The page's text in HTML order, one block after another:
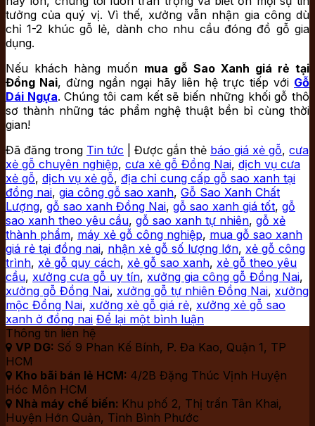
tưởng của quý vị. Vì thế, xưởng vẫn nhận gia công dù
chỉ 1-2 khúc gỗ lẻ, dành cho nhu cầu đóng đồ gỗ gia
dụng.
Nếu khách hàng muốn mua gỗ Sao Xanh giá rẻ tại
Đồng Nai, đừng ngần ngại hãy liên hệ trực tiếp với Gỗ
Dái Ngựa. Chúng tôi cam kết sẽ biến những khối gỗ thô
sơ thành những tác phẩm nghệ thuật bền bỉ cùng thời
gian!
Đã đăng trong Tin tức Được gắn thẻ báo giá xẻ gỗ, cưa
xẻ gỗ chuyên nghiệp, cưa xẻ gỗ Đồng Nai, dịch vụ cưa
xẻ gỗ, dịch vụ xẻ gỗ, địa chỉ cung cấp gỗ sao xanh tại
đồng nai, gia công gỗ sao xanh, Gỗ Sao Xanh Chất
Lượng, gỗ sao xanh Đồng Nai, gỗ sao xanh giá tốt, gỗ
sao xanh theo yêu cầu, gỗ sao xanh tự nhiên, gỗ xẻ
thành phẩm, máy xẻ gỗ công nghiệp, mua gỗ sao xanh
giá rẻ tại đồng nai, nhận xẻ gỗ số lượng lớn, xẻ gỗ công
trình, xẻ gỗ quy cách, xẻ gỗ sao xanh, xẻ gỗ theo yêu
cầu, xưởng cưa gỗ uy tín, xưởng gia công gỗ Đồng Nai,
xưởng gỗ Đồng Nai, xưởng gỗ tự nhiên Đồng Nai, xưởng
mộc Đồng Nai, xưởng xẻ gỗ giá rẻ, xưởng xẻ gỗ sao
xanh ở đồng nai Để lại một bình luận
Thông tin liên hệ
 VP DG: Số 9 Phan Kế Bính, P. Đa Kao, Quận 1, TP
HCM
 Kho bãi bán lẻ HCM: 4/2B Đặng Thúc Vịnh Huyện
Hóc Môn HCM
 Nhà máy chế biến: Khu phố 2, Thị trấn Tân Khai,
Huyện Hớn Quản, Tỉnh Bình Phước